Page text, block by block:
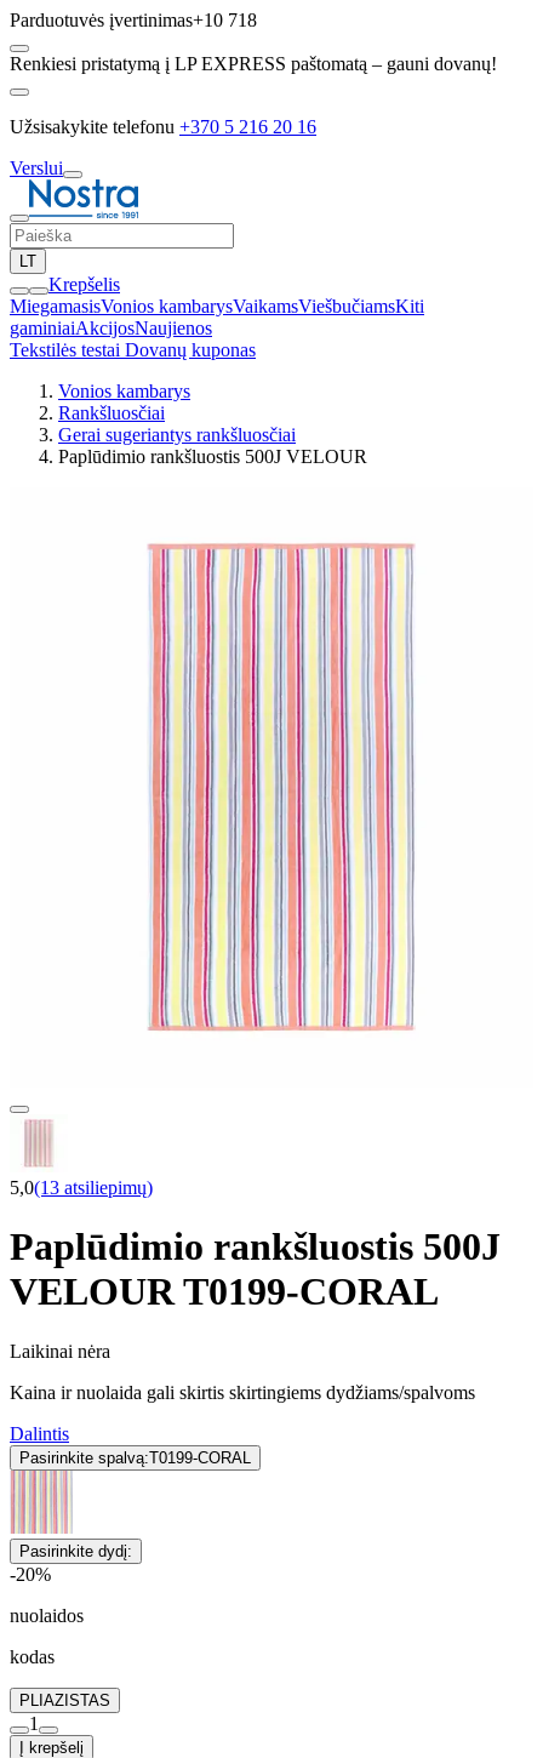
Parduotuvės įvertinimas+10 718
Renkiesi pristatymą į LP EXPRESS paštomatą – gauni dovanų!
Užsisakykite telefonu +370 5 216 20 16
Verslui
LT
Krepšelis
MiegamasisVonios kambarysVaikamsViešbučiamsKiti
gaminiaiAkcijosNaujienos
Tekstilės testai Dovanų kuponas
Vonios kambarys
Rankšluosčiai
Gerai sugeriantys rankšluosčiai
Paplūdimio rankšluostis 500J VELOUR
5,0(13 atsiliepimų)
Paplūdimio rankšluostis 500J
VELOUR T0199-CORAL
Laikinai nėra
Kaina ir nuolaida gali skirtis skirtingiems dydžiams/spalvoms
Dalintis
Pasirinkite spalvą:T0199-CORAL
Pasirinkite dydį:
-20%
nuolaidos
kodas
PLIAZISTAS
1
Į krepšelį